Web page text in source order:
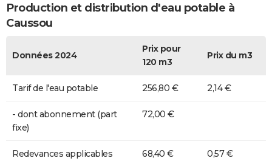
Production et distribution d'eau potable à
Caussou
Données 2024
Prix pour
120 m3
Prix du m3
Tarif de l'eau potable 256,80 € 2,14 €
- dont abonnement (part
fixe)
72,00 €
Redevances applicables
68,40 € 0,57 €